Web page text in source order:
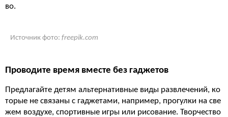
во.
Источник фото: freepik.com
Проводите время вместе без гаджетов
Предлагайте детям альтернативные виды развлечений, ко
торые не связаны с гаджетами, например, прогулки на све
жем воздухе, спортивные игры или рисование. Творчество